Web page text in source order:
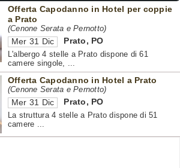
Offerta Capodanno in Hotel per coppie
a Prato
(Cenone Serata e Pernotto)
Mer 31 Dic Prato , PO
L'albergo 4 stelle a Prato dispone di 61
camere singole, ...
Offerta Capodanno in Hotel a Prato
(Cenone Serata e Pernotto)
Mer 31 Dic Prato , PO
La struttura 4 stelle a Prato dispone di 51
camere ...